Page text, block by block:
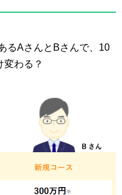
るAさんとBさんで、10
変わる？